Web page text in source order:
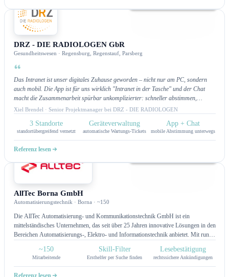
Intranet
DRZ - DIE RADIOLOGEN GbR
Gesundheitswesen · Regensburg, Regenstauf, Parsberg
Das Intranet ist unser digitales Zuhause geworden – nicht nur am PC, sondern
auch mobil. Die App ist für uns wirklich "Intranet in der Tasche" und der Chat
macht die Zusammenarbeit spürbar unkomplizierter: schneller abstimmen,
schneller umsetzen.
Xiel Brendel · Senior Projektmanager bei DRZ - DIE RADIOLOGEN
3 Standorte
standortübergreifend vernetzt
Geräteverwaltung
automatische Wartungs-Tickets
App + Chat
mobile Abstimmung unterwegs
Referenz lesen
Intranet
AllTec Borna GmbH
Automatisierungstechnik · Borna · ~150
Die AllTec Automatisierung- und Kommunikationstechnik GmbH ist ein
mittelständisches Unternehmen, das seit über 25 Jahren innovative Lösungen in den
Bereichen Automatisierungs-, Elektro- und Informationstechnik anbietet. Mit rund
Bereichen Wasserversorgung, Abwasserentsorgung, Energieversorgung,
Umweltschutz und Infrastruktur. Das Leistungsspektrum umfasst Engineering,
~150
Mitarbeitende
Skill-Filter
Ersthelfer per Suche finden
Lesebestätigung
rechtssichere Ankündigungen
Referenz lesen